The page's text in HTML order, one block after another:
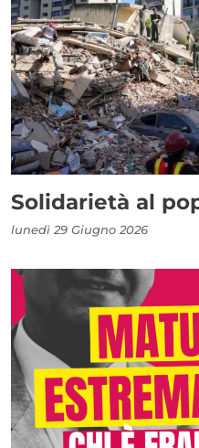
Solidarietà al
lunedì 29 Giugno 2026